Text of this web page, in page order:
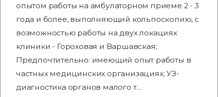
опытом работы на амбулаторном приеме 2 - 3
года и более, выполняющий кольпоскопию, с
возможностью работы на двух локациях
клиники - Гороховая и Варшавская;
Предпочтительно: имеющий опыт работы в
частных медицинских организациях; УЗ-
диагностика органов малого т…